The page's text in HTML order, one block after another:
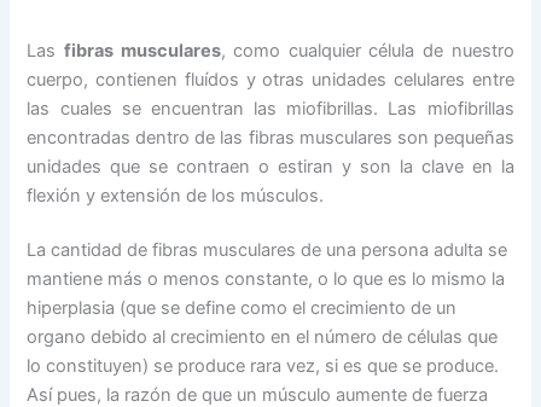
Lasfibras musculares, como cualquier célula de nuestro
cuerpo, contienen fluídos y otras unidades celulares entre
las cuales se encuentran las miofibrillas. Las miofibrillas
encontradas dentro de las fibras musculares son pequeñas
unidades que se contraen o estiran y son la clave en la
flexión y extensión de los músculos.
La cantidad de fibras musculares de una persona adulta se
mantiene más o menos constante, o lo que es lo mismo la
hiperplasia (que se define como el crecimiento de un
organo debido al crecimiento en el número de células que
lo constituyen) se produce rara vez, si es que se produce.
Así pues, la razón de que un músculo aumente de fuerza